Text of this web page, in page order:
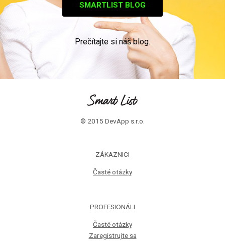
SMARTLIST BLOG
Prečítajte si náš blog.
© 2015 DevApp s.r.o.
ZÁKAZNICI
Časté otázky
PROFESIONÁLI
Časté otázky
Zaregistrujte sa